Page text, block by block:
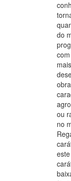
do
ou
no